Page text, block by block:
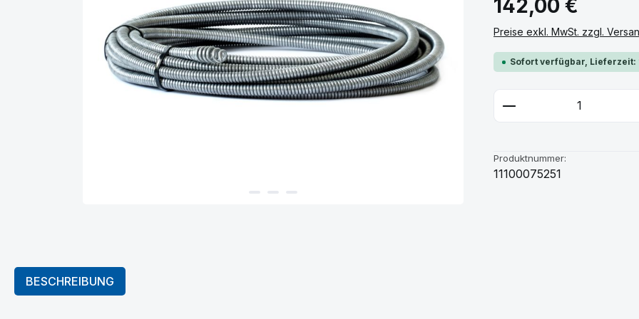
142,00 €
Preise exkl. MwSt. zzgl.
Sofort verfügbar, Lieferzeit:
Produkt Anzahl:
Produktnummer:
11100075251
BESCHREIBUNG